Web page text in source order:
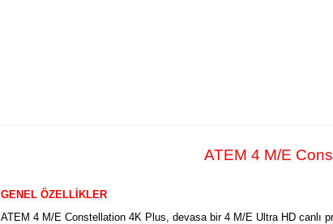
ATEM 4 M/E
GENEL ÖZELLİKLER
ATEM 4 M/E Constellation 4K Plus, devasa bir 4 M/E Ultra HD canlı